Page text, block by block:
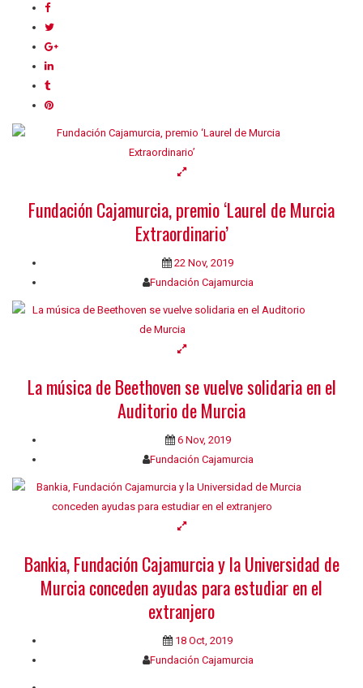
Fundación Cajamurcia, premio ‘Laurel de Murcia
Extraordinario’
22 Nov, 2019
Fundación Cajamurcia
La música de Beethoven se vuelve solidaria en el
Auditorio de Murcia
6 Nov, 2019
Fundación Cajamurcia
Bankia, Fundación Cajamurcia y la Universidad de
Murcia conceden ayudas para estudiar en el
extranjero
18 Oct, 2019
Fundación Cajamurcia